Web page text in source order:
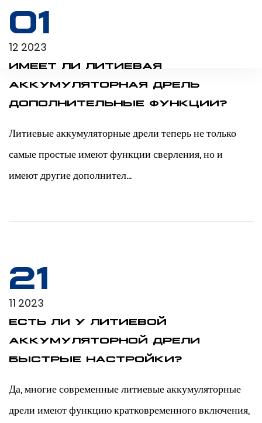
01
12 2023
ИМЕЕТ ЛИ ЛИТИЕВАЯ
АККУМУЛЯТОРНАЯ ДРЕЛЬ
ДОПОЛНИТЕЛЬНЫЕ ФУНКЦИИ?
Литиевые аккумуляторные дрели теперь не только
самые простые имеют функции сверления, но и
имеют другие дополнител...
21
11 2023
ЕСТЬ ЛИ У ЛИТИЕВОЙ
АККУМУЛЯТОРНОЙ ДРЕЛИ
БЫСТРЫЕ НАСТРОЙКИ?
Да, многие современные литиевые аккумуляторные
дрели имеют функцию кратковременного включения,